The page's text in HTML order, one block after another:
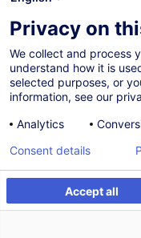
Le sondage
partenariat avec
professionnels
adoption forte de
une maturité
Privacy on
We collect and process
understand how it is
selected purposes, or
information, see our
Analytics
Accept all
Consent details